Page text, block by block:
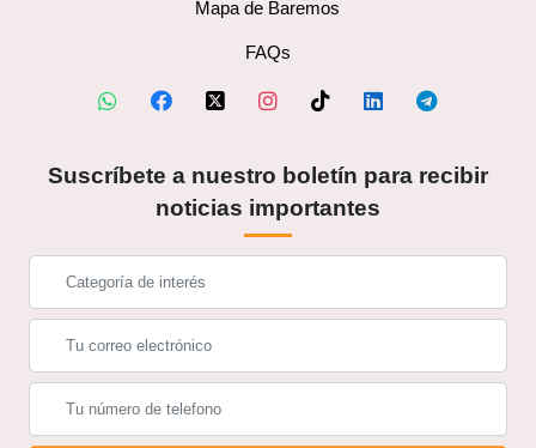
Mapa de Baremos
FAQs
Suscríbete a nuestro boletín para recibir
noticias importantes